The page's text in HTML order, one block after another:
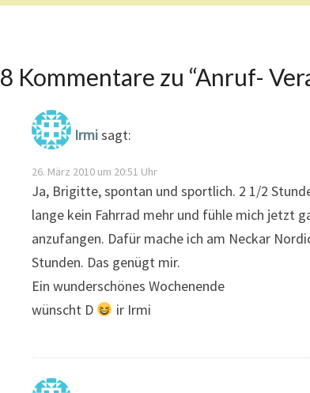
8 Kommentare zu “Anruf-
Irmisagt:
26. März 2010 um 20:51 Uhr
Ja, Brigitte, spontan und sportlich. 2 1/2
lange kein Fahrrad mehr und fühle mich jetzt
anzufangen. Dafür mache ich am Neckar
Stunden. Das genügt mir.
Ein wunderschönes Wochenende
wünscht D
ir Irmi